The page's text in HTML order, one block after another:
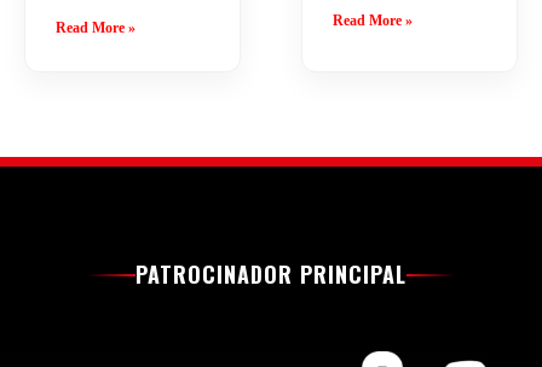
Read More » Read More »
PATROCINADOR PRINCIPAL